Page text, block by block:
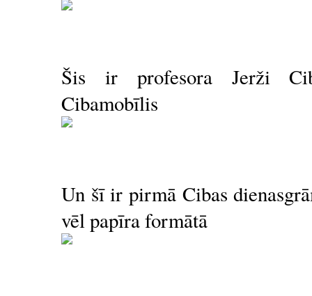
Šis ir profesora Jerži
Cibamobīlis
Un šī ir pirmā Cibas
vēl papīra formātā